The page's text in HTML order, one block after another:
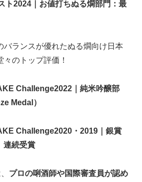
ト2024｜お値打ちぬる燗部門：最
バランスが優れたぬる燗向け日本
々のトップ評価！
Challenge2022｜純米吟醸部
Medal）
Challenge2020・2019｜銀賞
連続受賞
プロの唎酒師や国際審査員が認め